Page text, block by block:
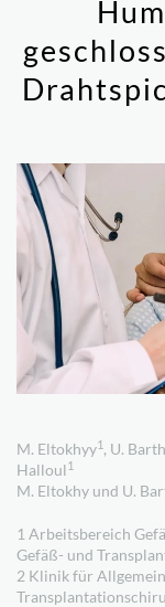
M. Eltokhyy1 , U. Barth
Halloul1
M. Eltokhy und U.
1 Arbeitsbereich
Gefäß- und
2 Klinik für